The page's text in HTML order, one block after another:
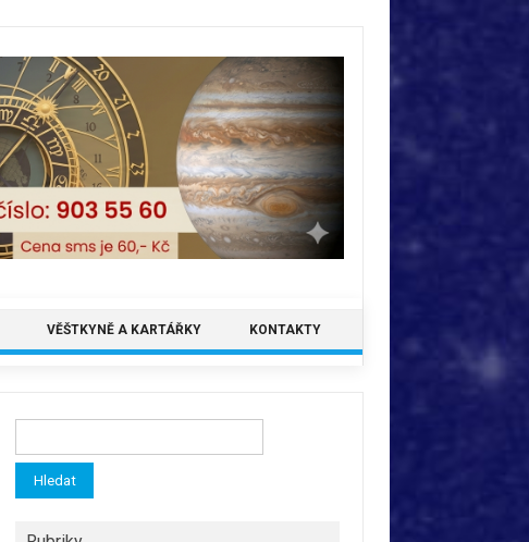
VĚŠTKYNĚ A KARTÁŘKY KONTAKTY